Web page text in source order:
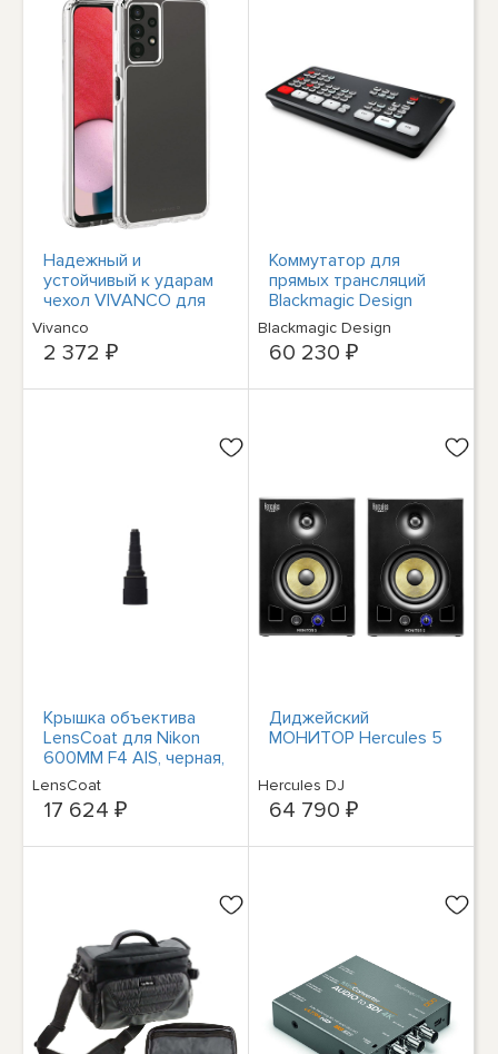
Надежный и
устойчивый к ударам
чехол VIVANCO для
Samsung Galaxy A13 4
#1907213
Vivanco
2 372 ₽
Коммутатор для
прямых трансляций
Blackmagic Design
ATEM SDI #BMD-
SWATEMMXEP
Blackmagic Design
60 230 ₽
Крышка объектива
LensCoat для Nikon
600MM F4 AIS, черная,
#LCN600AISBK
LensCoat
17 624 ₽
Диджейский
МОНИТОР Hercules 5
Hercules DJ
64 790 ₽